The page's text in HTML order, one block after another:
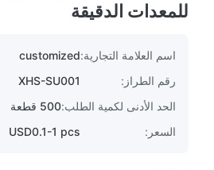
للمعدات الدقيقة
اسم العلامة التجارية:customized
رقم الطراز:
XHS-SU001
الحد الأدنى لكمية الطلب:500 قطعة
السعر:
USD0.1-1 pcs